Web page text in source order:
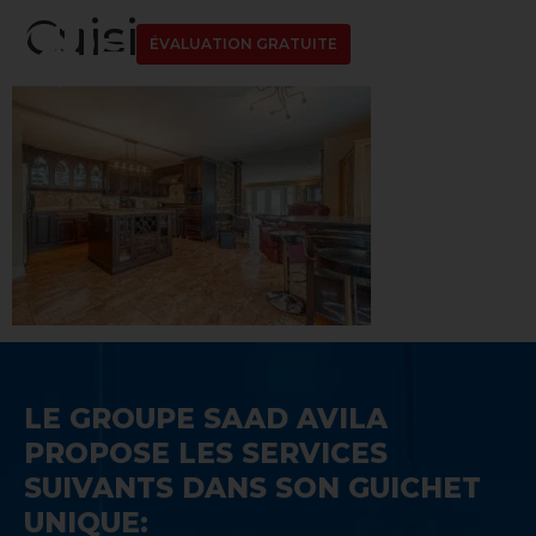
ÉVALUATION GRATUITE
Cuisine
LE GROUPE SAAD AVILA
PROPOSE LES SERVICES
SUIVANTS DANS SON GUICHET
UNIQUE: